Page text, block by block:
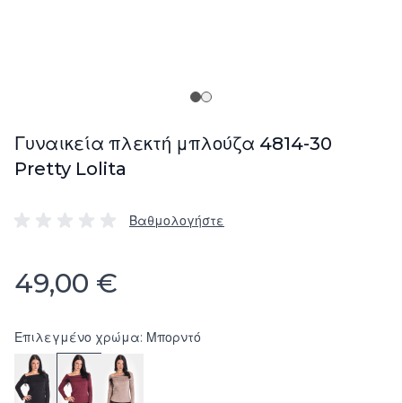
Γυναικεία πλεκτή μπλούζα 4814-30
Pretty Lolita
Βαθμολογήστε
49,00 €
Επιλεγμένο χρώμα: Μπορντό